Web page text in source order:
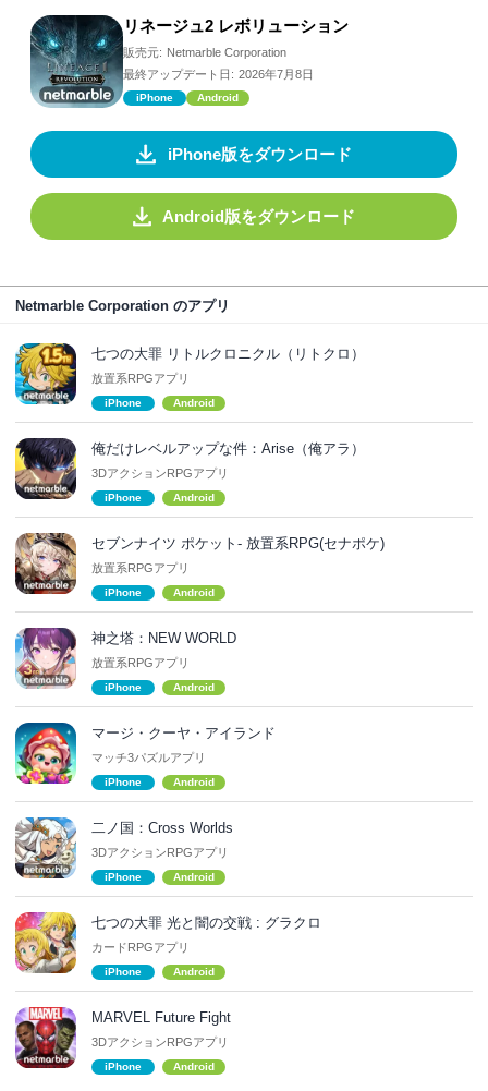
リネージュ2 レボリューション
販売元: Netmarble Corporation
最終アップデート日: 2026年7月8日
iPhone Android
iPhone版をダウンロード
Android版をダウンロード
Netmarble Corporation のアプリ
七つの大罪 リトルクロニクル（リトクロ）
放置系RPGアプリ
iPhone Android
俺だけレベルアップな件：Arise（俺アラ）
3DアクションRPGアプリ
iPhone Android
セブンナイツ ポケット- 放置系RPG(セナポケ)
放置系RPGアプリ
iPhone Android
神之塔：NEW WORLD
放置系RPGアプリ
iPhone Android
マージ・クーヤ・アイランド
マッチ3パズルアプリ
iPhone Android
二ノ国：Cross Worlds
3DアクションRPGアプリ
iPhone Android
七つの大罪 光と闇の交戦 : グラクロ
カードRPGアプリ
iPhone Android
MARVEL Future Fight
3DアクションRPGアプリ
iPhone Android